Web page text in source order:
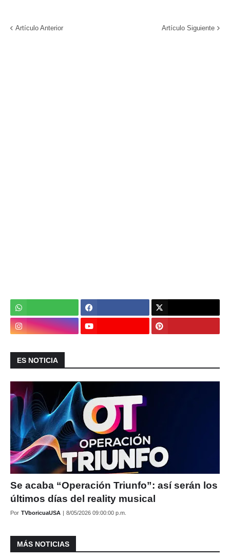
Artículo Anterior Artículo Siguiente
ES NOTICIA
Se acaba “Operación Triunfo”: así serán los
últimos días del reality musical
Por TVboricuaUSA | 8/05/2026 09:00:00 p.m.
MÁS NOTICIAS